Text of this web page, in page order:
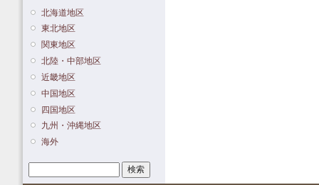
北海道地区
東北地区
関東地区
北陸・中部地区
近畿地区
中国地区
四国地区
九州・沖縄地区
海外